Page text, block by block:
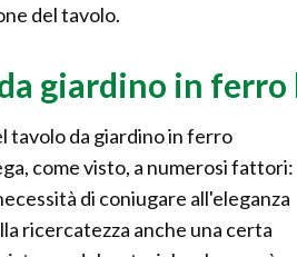
del tavolo.
giardino in
tavolo da giardino in ferro
come visto, a numerosi fattori:
di coniugare all'eleganza
ricercatezza anche una certa